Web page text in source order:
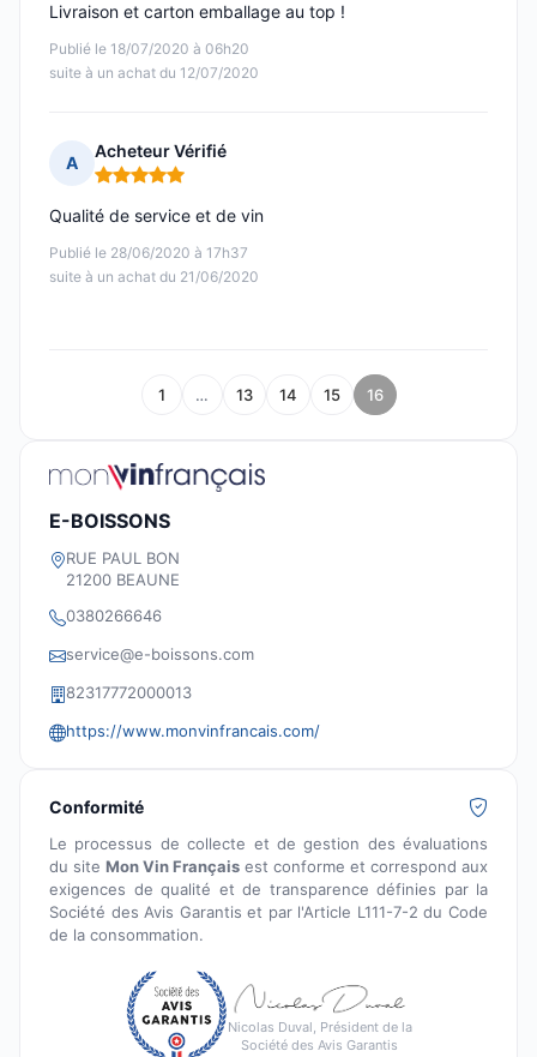
Publié le 18/07/2020 à 06h20
suite à un achat du 12/07/2020
Livraison et carton emballage au top !
A
Acheteur Vérifié
Note : 5 sur 5
Publié le 28/06/2020 à 17h37
suite à un achat du 21/06/2020
Qualité de service et de vin
1 … 13 14 15 16
E-BOISSONS
RUE PAUL BON
21200 BEAUNE
0380266646
service@e-boissons.com
82317772000013
https://www.monvinfrancais.com/
Conformité
Le processus de collecte et de gestion des évaluations
du site Mon Vin Français est conforme et correspond aux
exigences de qualité et de transparence définies par la
Société des Avis Garantis et par l'Article L111-7-2 du Code
de la consommation.
Nicolas Duval, Président de la
Société des Avis Garantis